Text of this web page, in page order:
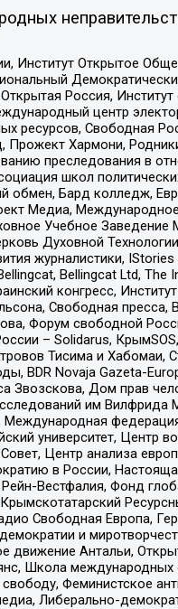
Институт Открытое
Россия,
центр
Свободная
Хармони,
преследования в
школ
обмен, Бард колледж,
Медиа, Международное
Учебное
Духовной
журналистики,
Bellingcat Ltd,
конгресс,
Свободная пресса,
Форум свободной
– Solidarus,
Тисима и
BDR Novaja Gazeta-
Звозскова, Дом прав
им
Международная
университет,
Центр анализа
в России,
Вестфалия, Фонд
Свободная Европа,
и
движение Антальи,
Школа
Феминистское
Либерально-